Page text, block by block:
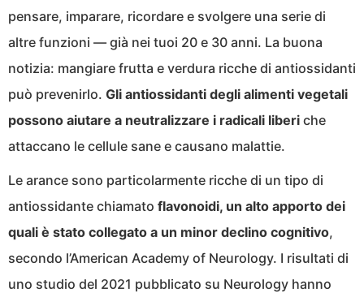
pensare, imparare, ricordare e svolgere una serie di
altre funzioni — già nei tuoi 20 e 30 anni. La buona
notizia: mangiare frutta e verdura ricche di antiossidanti
può prevenirlo. Gli antiossidanti degli alimenti vegetali
possono aiutare a neutralizzare i radicali liberi che
attaccano le cellule sane e causano malattie.
Le arance sono particolarmente ricche di un tipo di
antiossidante chiamato flavonoidi, un alto apporto dei
quali è stato collegato a un minor declino cognitivo,
secondo l’American Academy of Neurology. I risultati di
uno studio del 2021 pubblicato su Neurology hanno